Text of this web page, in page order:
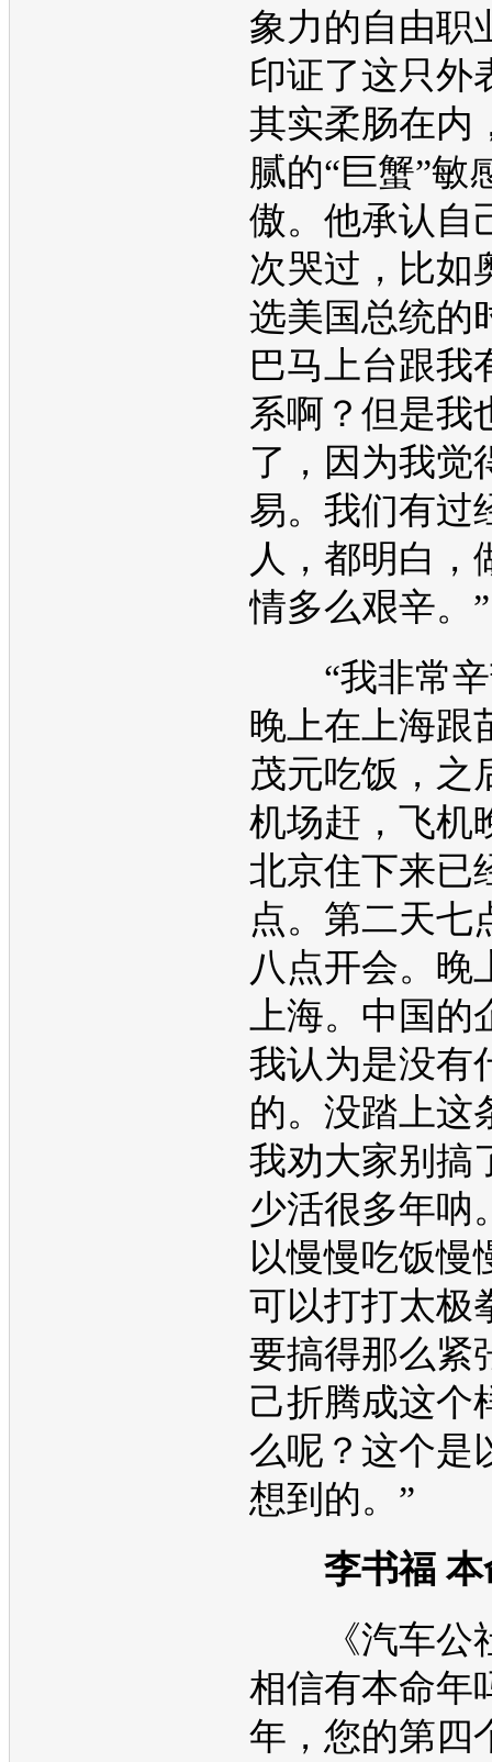
象力的自由职
印证了这只外
其实柔肠在内
腻的“巨蟹”敏
傲。他承认自
次哭过，比如
选美国总统的
巴马上台跟我
系啊？但是我
了，因为我觉
易。我们有过
人，都明白，
情多么艰辛。”
“我非常辛
晚上在上海跟
茂元吃饭，之
机场赶，飞机
北京住下来已
点。第二天七
八点开会。晚
上海。中国的
我认为是没有
的。没踏上这
我劝大家别搞
少活很多年呐
以慢慢吃饭慢
可以打打太极
要搞得那么紧
己折腾成这个
么呢？这个是
想到的。”
李书福 本
《汽车公
相信有本命年
年，您的第四